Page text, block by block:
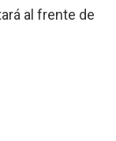
al frente de